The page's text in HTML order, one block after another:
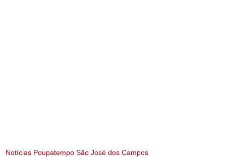
Notícias Poupatempo São José dos Campos